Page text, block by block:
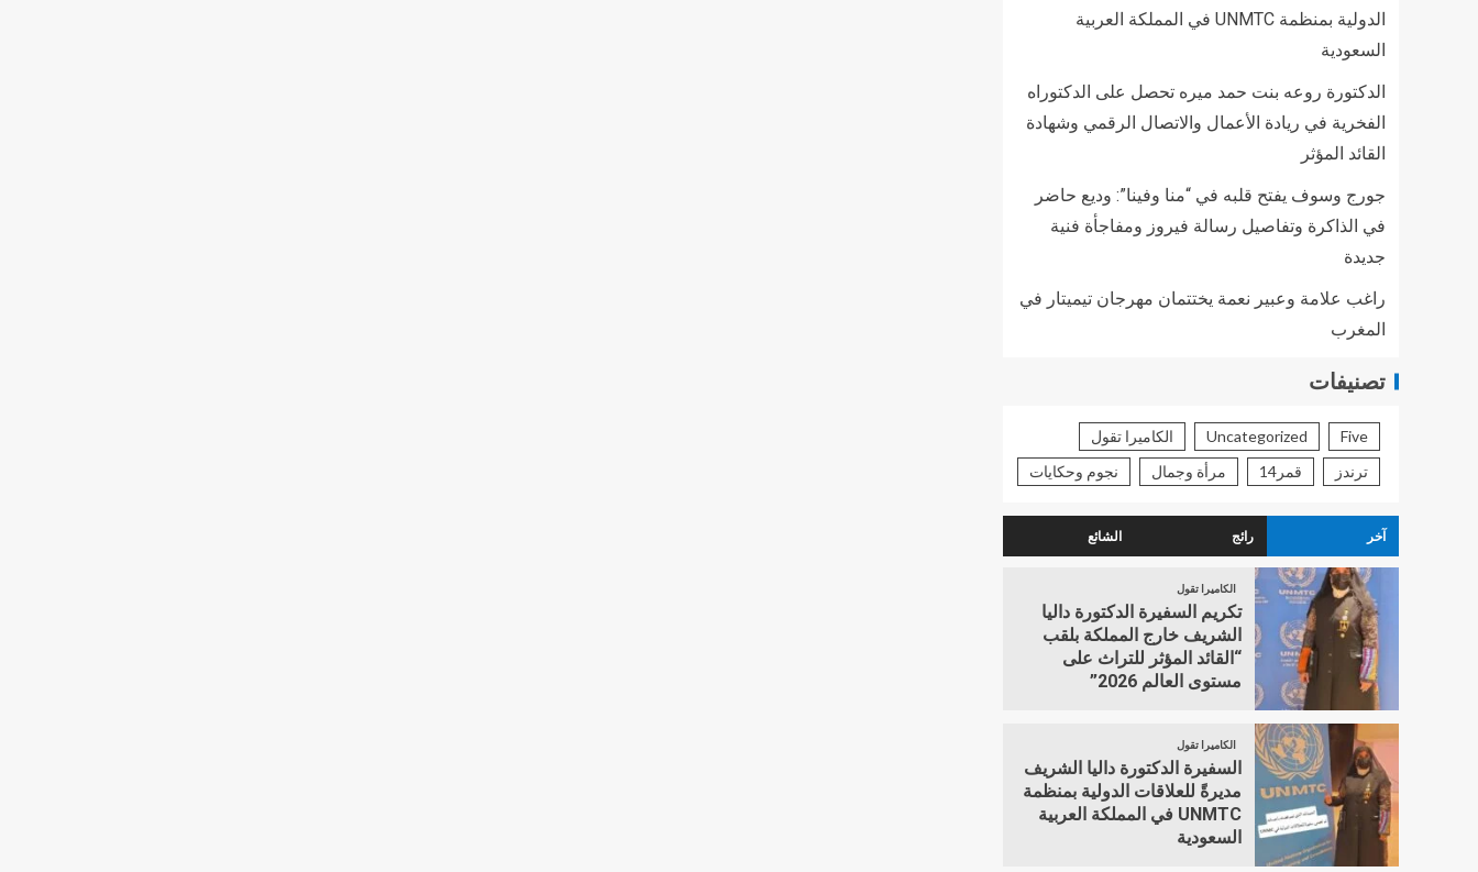
الدولية بمنظمة UNMTC في المملكة العربية
السعودية
الدكتورة روعه بنت حمد ميره تحصل على الدكتوراه
الفخرية في ريادة الأعمال والاتصال الرقمي وشهادة
القائد المؤثر
جورج وسوف يفتح قلبه في “منا وفينا”: وديع حاضر
في الذاكرة وتفاصيل رسالة فيروز ومفاجأة فنية
جديدة
راغب علامة وعبير نعمة يختتمان مهرجان تيميتار في
المغرب
تصنيفات
Five
Uncategorized
الكاميرا تقول
ترندز
قمر14 مرأة وجمال نجوم وحكايات
آخر رائج الشائع
الكاميرا تقول
تكريم السفيرة الدكتورة داليا
الشريف خارج المملكة بلقب
“القائد المؤثر للتراث على
مستوى العالم 2026”
الكاميرا تقول
السفيرة الدكتورة داليا الشريف
مديرةً للعلاقات الدولية بمنظمة
UNMTC في المملكة العربية
السعودية